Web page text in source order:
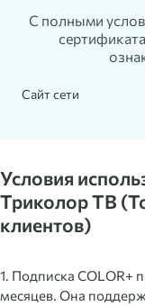
С полными
Сайт сети
Условия
Триколор ТВ
клиентов)
1. Подписка COLOR+
месяцев. Она